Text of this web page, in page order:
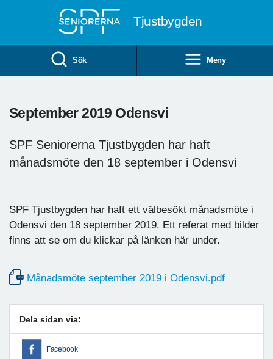
Tjustbygden
Sök Meny
September 2019 Odensvi
SPF Seniorerna Tjustbygden har haft
månadsmöte den 18 september i Odensvi
SPF Tjustbygden har haft ett välbesökt månadsmöte i
Odensvi den 18 september 2019. Ett referat med bilder
finns att se om du klickar på länken här under.
Månadsmöte september 2019 i Odensvi.pdf
Dela sidan via:
Facebook